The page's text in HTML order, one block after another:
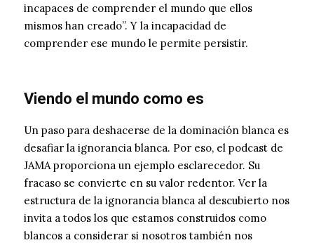
incapaces de comprender el mundo que ellos
mismos han creado”. Y la incapacidad de
comprender ese mundo le permite persistir.
Viendo el mundo como es
Un paso para deshacerse de la dominación blanca es
desafiar la ignorancia blanca. Por eso, el podcast de
JAMA proporciona un ejemplo esclarecedor. Su
fracaso se convierte en su valor redentor. Ver la
estructura de la ignorancia blanca al descubierto nos
invita a todos los que estamos construidos como
blancos a considerar si nosotros también nos